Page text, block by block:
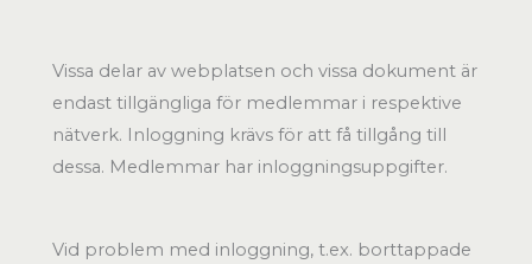
Vissa delar av webplatsen och vissa dokument är
endast tillgängliga för medlemmar i respektive
nätverk. Inloggning krävs för att få tillgång till
dessa. Medlemmar har inloggningsuppgifter.
Vid problem med inloggning, t.ex. borttappade